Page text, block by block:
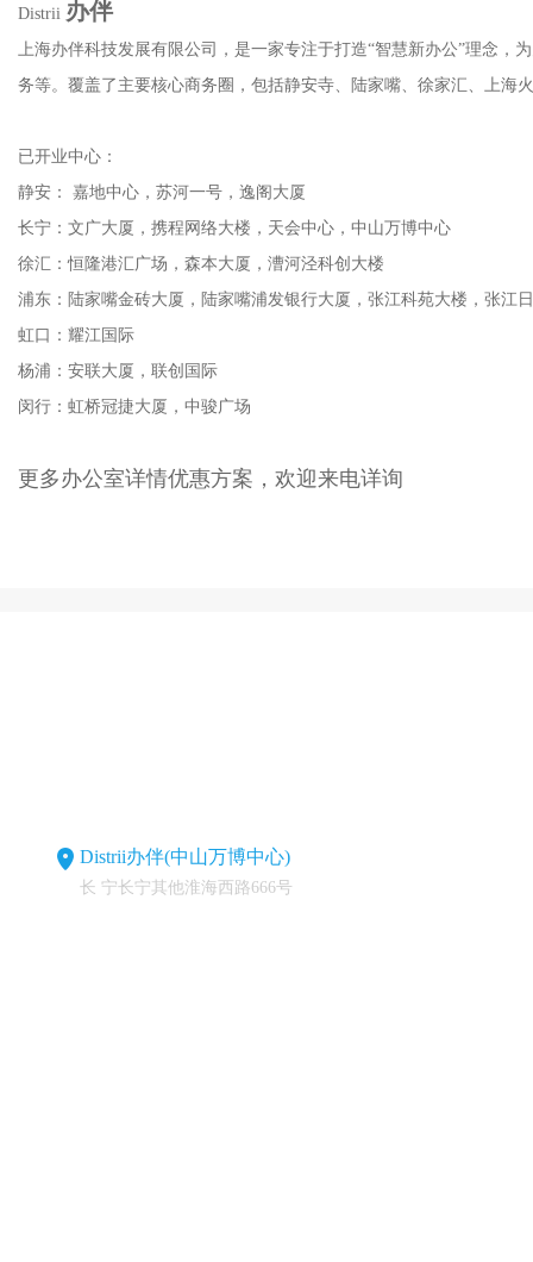
Distrii 办伴
上海办伴科技发展有限公司，是一家专注于打造“智慧新办公”理念，
务等。覆盖了主要核心商务圈，包括静安寺、陆家嘴、徐家汇、上海火车
已开业中心：
静安： 嘉地中心，苏河一号，逸阁大厦
长宁：文广大厦，携程网络大楼，天会中心，中山万博中心
徐汇：恒隆港汇广场，森本大厦，漕河泾科创大楼
浦东：陆家嘴金砖大厦，陆家嘴浦发银行大厦，张江科苑大楼，张
虹口：耀江国际
杨浦：安联大厦，联创国际
闵行：虹桥冠捷大厦，中骏广场
更多办公室详情优惠方案，欢迎来电详询
Distrii办伴(中山万博中心)
长 宁长宁其他淮海西路666号